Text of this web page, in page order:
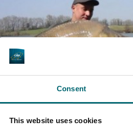
Consent
This website uses cookies